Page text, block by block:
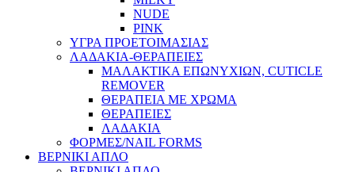
NUDE
PINK
ΥΓΡΑ ΠΡΟΕΤΟΙΜΑΣΙΑΣ
ΛΑΔΑΚΙΑ-ΘΕΡΑΠΕΙΕΣ
ΜΑΛΑΚΤΙΚΑ ΕΠΩΝΥΧΙΩΝ, CUTICLE
REMOVER
ΘΕΡΑΠΕΙΑ ΜΕ ΧΡΩΜΑ
ΘΕΡΑΠΕΙΕΣ
ΛΑΔΑΚΙΑ
ΦΟΡΜΕΣ/NAIL FORMS
ΒΕΡΝΙΚΙ ΑΠΛΟ